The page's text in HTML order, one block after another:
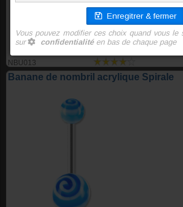
NBU013
Banane de nombril acrylique Spirale